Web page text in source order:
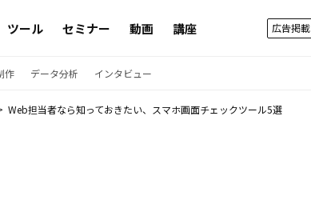
ツール セミナー 動画 講座 広告掲載
作 データ分析 インタビュー
Web担当者なら知っておきたい、スマホ画面チェックツール5選